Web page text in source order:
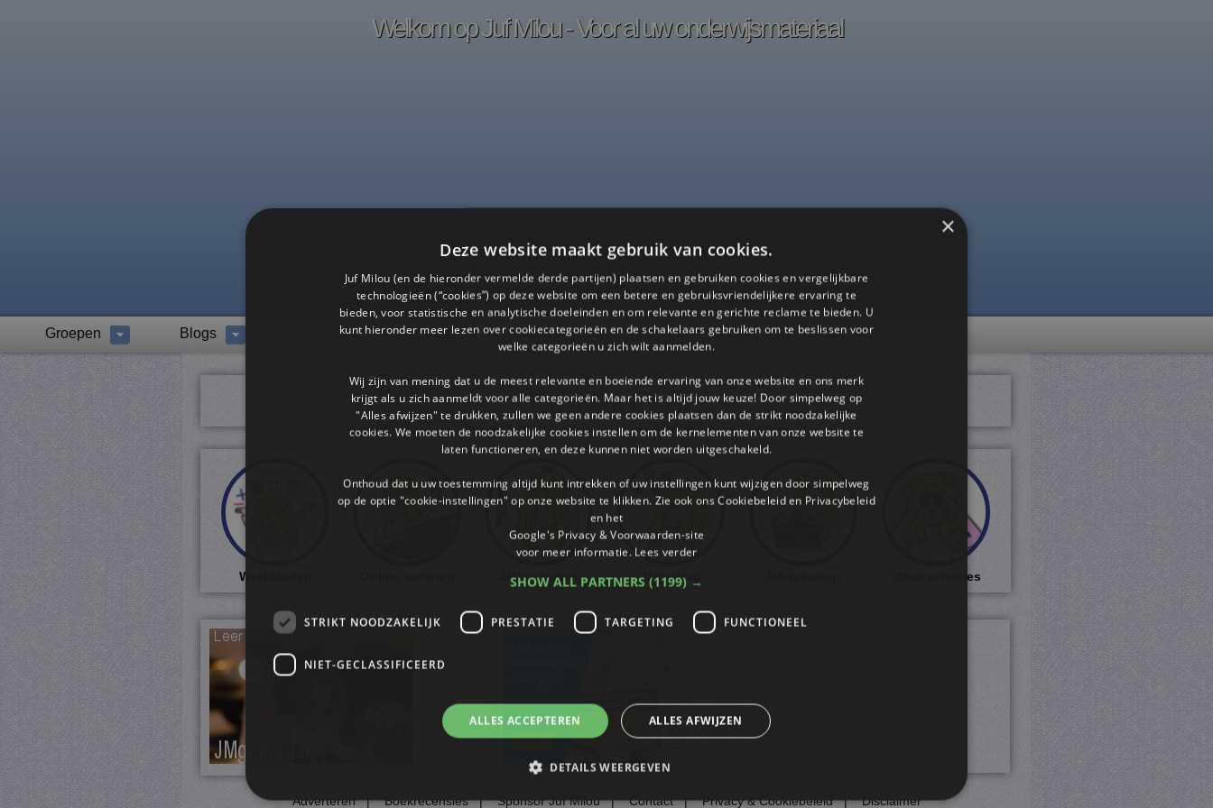
Welkom op Juf Milou - Voor al uw onderwijsmateriaal
Groepen Blogs
Juf-Milou.nl
Werkbladen JMknutselen JMgedrag JMobservaties
Adverteren|Boekrecensies|Sponsor Juf Milou|Contact|Privacy & Cookiebeleid|Disclaimer
×
Deze website maakt gebruik van cookies.
Juf Milou (en de hieronder vermelde derde partijen) plaatsen en gebruiken cookies en vergelijkbare
technologieën (“cookies”) op deze website om een ​​betere en gebruiksvriendelijkere ervaring te
bieden, voor statistische en analytische doeleinden en om relevante en gerichte reclame te bieden. U
kunt hieronder meer lezen over cookiecategorieën en de schakelaars gebruiken om te beslissen voor
welke categorieën u zich wilt aanmelden.
Wij zijn van mening dat u de meest relevante en boeiende ervaring van onze website en ons merk
krijgt als u zich aanmeldt voor alle categorieën. Maar het is altijd jouw keuze! Door simpelweg op
"Alles afwijzen" te drukken, zullen we geen andere cookies plaatsen dan de strikt noodzakelijke
cookies. We moeten de noodzakelijke cookies instellen om de kernelementen van onze website te
laten functioneren, en deze kunnen niet worden uitgeschakeld.
Onthoud dat u uw toestemming altijd kunt intrekken of uw instellingen kunt wijzigen door simpelweg
op de optie "cookie-instellingen" op onze website te klikken. Zie ook ons ​​Cookiebeleid en Privacybeleid
en het
Google's Privacy & Voorwaarden-site
voor meer informatie. Lees verder
SHOW ALL PARTNERS (1199) →
STRIKT NOODZAKELIJK PRESTATIE TARGETING FUNCTIONEEL
NIET-GECLASSIFICEERD
ALLES ACCEPTEREN ALLES AFWIJZEN
DETAILS WEERGEVEN